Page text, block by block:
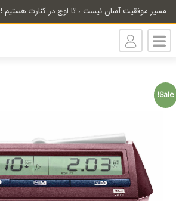
مسیر موفقیت آسان نیست ، تا اوج در کنارت هستیم !
Sale!